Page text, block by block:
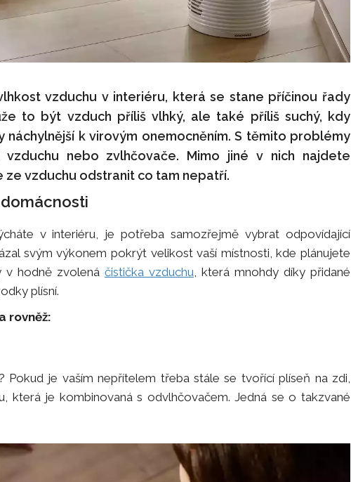
vzduchu v interiéru, která se stane příčinou řady
to být vzduch příliš vlhký, ale také příliš suchý, kdy
náchylnější k virovým onemocněním. S těmito problémy
nebo zvlhčovače. Mimo jiné v nich najdete
vzduchu odstranit co tam nepatří.
v interiéru, je potřeba samozřejmě vybrat odpovídající
svým výkonem pokrýt velikost vaší místnosti, kde plánujete
v hodně zvolená čistička vzduchu , která mnohdy díky přidané
plísní.
rovněž:
Pokud je vaším nepřítelem třeba stále se tvořící plíseň na zdi,
která je kombinovaná s odvlhčovačem. Jedná se o takzvané